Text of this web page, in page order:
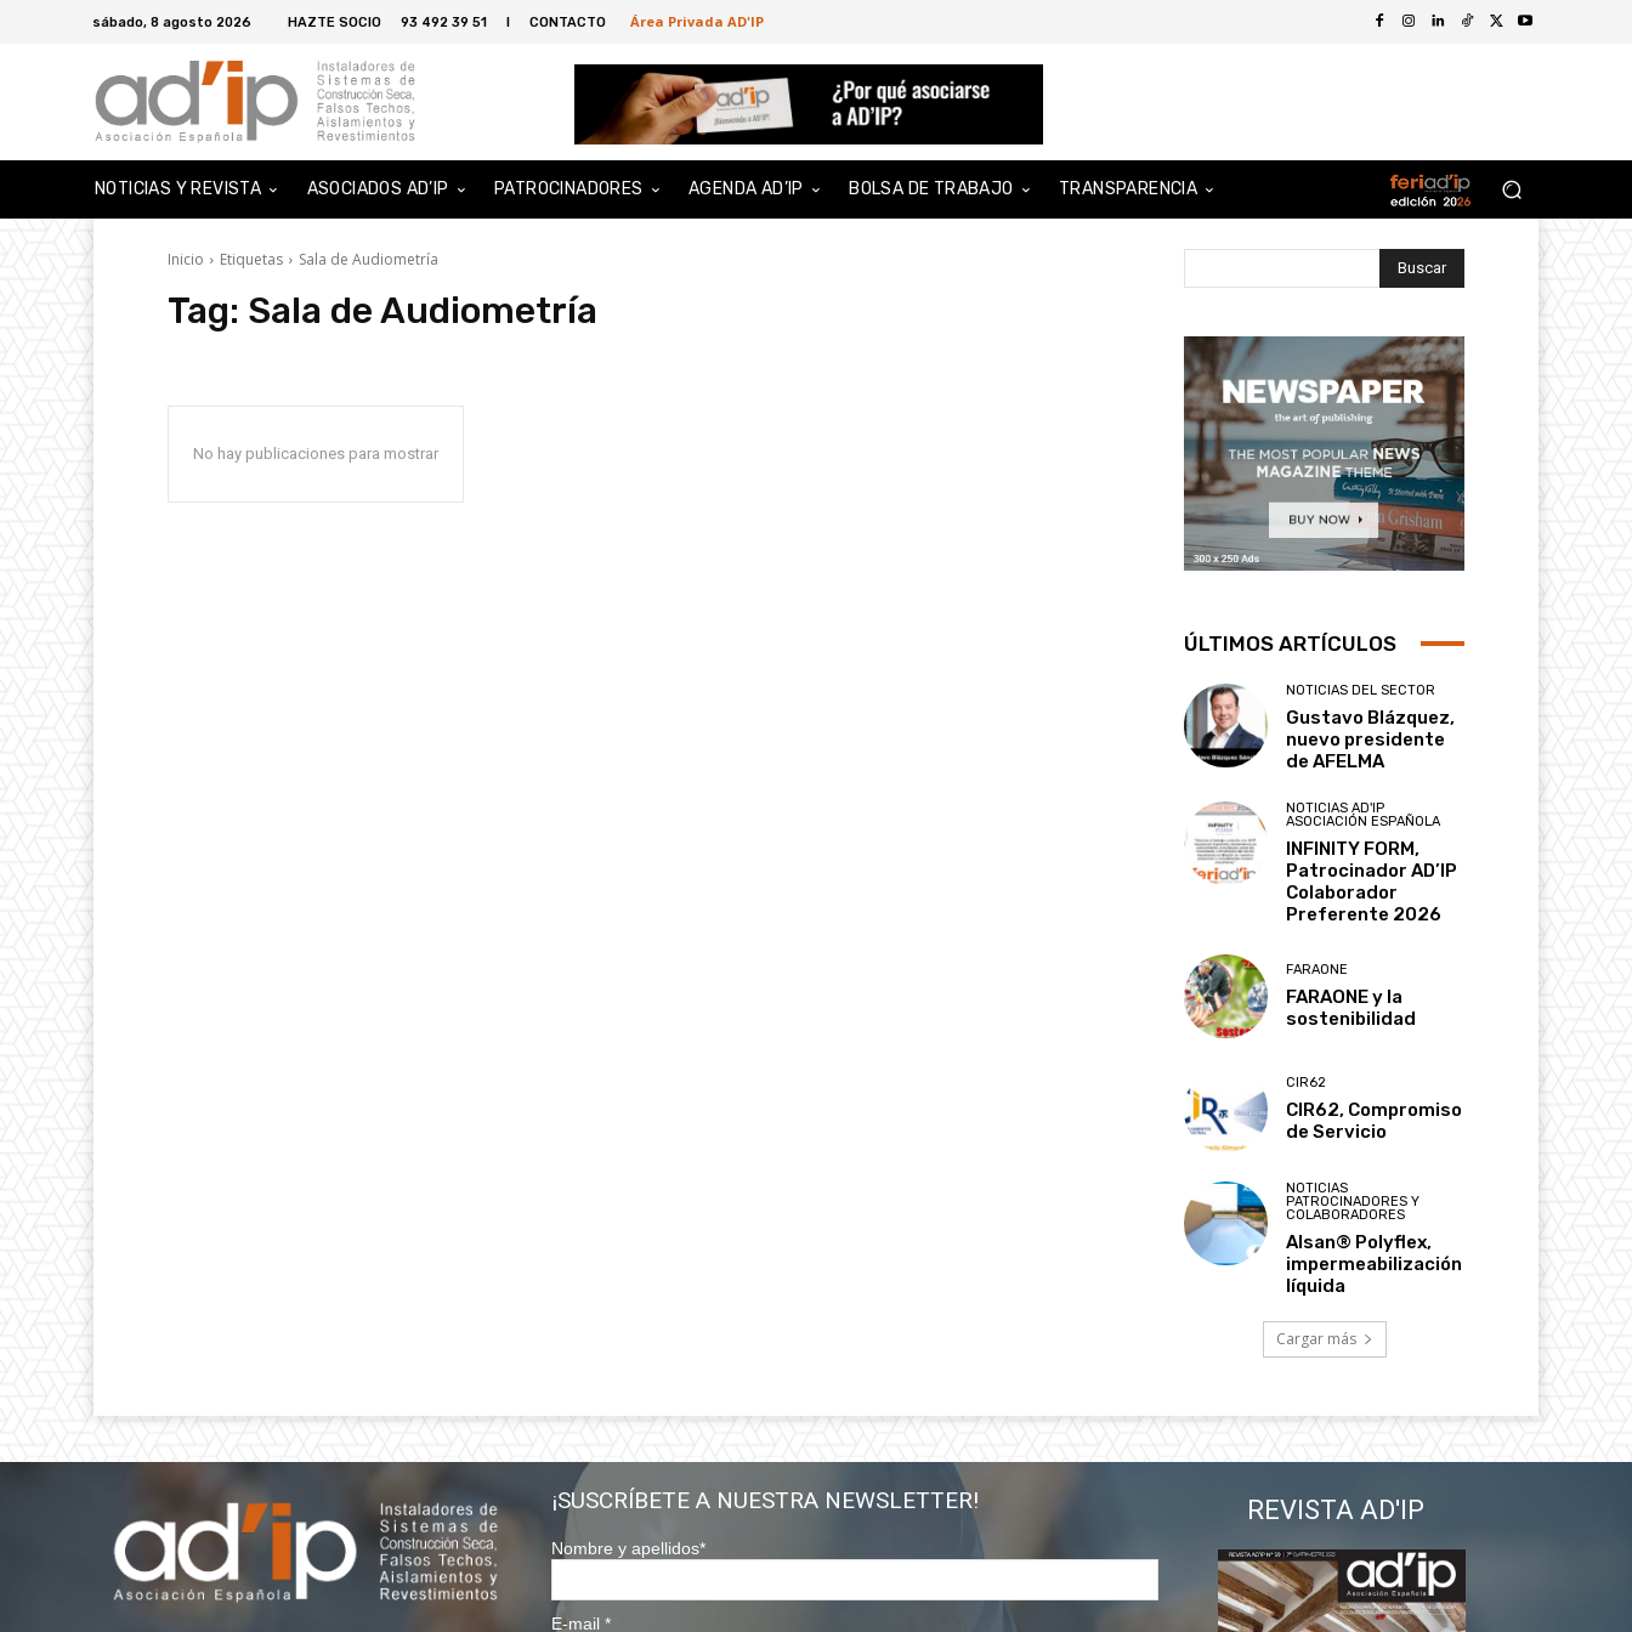
sábado, 8 agosto 2026 HAZTE SOCIO 93 492 39 51 I CONTACTO Área Privada AD'IP
NOTICIAS Y REVISTA ASOCIADOS AD’IP PATROCINADORES AGENDA AD’IP BOLSA DE TRABAJO TRANSPARENCIA
Inicio Etiquetas Sala de Audiometría
Tag: Sala de Audiometría
No hay publicaciones para mostrar
Buscar
ÚLTIMOS ARTÍCULOS
NOTICIAS DEL SECTOR
Gustavo Blázquez,
nuevo presidente
de AFELMA
NOTICIAS AD'IP
ASOCIACIÓN ESPAÑOLA
INFINITY FORM,
Patrocinador AD’IP
Colaborador
Preferente 2026
FARAONE
FARAONE y la
sostenibilidad
CIR62
CIR62, Compromiso
de Servicio
NOTICIAS
PATROCINADORES Y
COLABORADORES
Alsan® Polyflex,
impermeabilización
líquida
Cargar más
¡SUSCRÍBETE A NUESTRA NEWSLETTER!
Nombre y apellidos*
E-mail*
REVISTA AD'IP